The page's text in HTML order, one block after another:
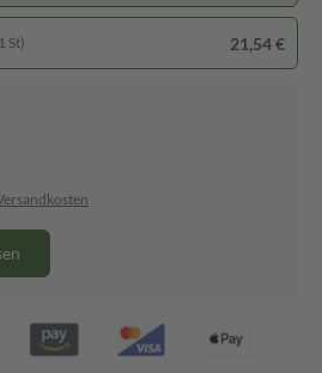
St) 21,54 €